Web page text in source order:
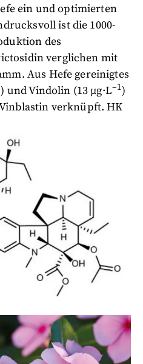
ein und optimierten
ist die 1000-
des
verglichen mit
Aus Hefe gereinigtes
) und Vindolin (13 µg·L–1)
verknüpft. HK